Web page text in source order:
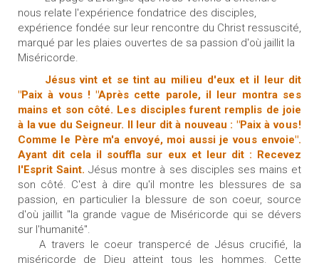
nous relate l'expérience fondatrice des disciples,
expérience fondée sur leur rencontre du Christ ressuscité,
marqué par les plaies ouvertes de sa passion d'où jaillit la
Miséricorde.
Jésus vint et se tint au milieu d'eux et il leur dit
"Paix à vous ! "Après cette parole, il leur montra ses
mains et son côté. Les disciples furent remplis de joie
à la vue du Seigneur. Il leur dit à nouveau : "Paix àvous!
Comme le Père m'a envoyé, moi aussi jevous envoie".
Ayant dit cela il souffla sur eux et leur dit : Recevez
l'Esprit Saint. Jésus montre à ses disciples ses mains et
son côté. C'est à dire qu'il montre les blessures de sa
passion, en particulier la blessure de son coeur, source
d'où jaillit "la grande vague de Miséricorde qui se dévers
sur l'humanité".
A travers le coeur transpercé de Jésus crucifié, la
miséricorde de Dieu atteint tous les hommes. Cette